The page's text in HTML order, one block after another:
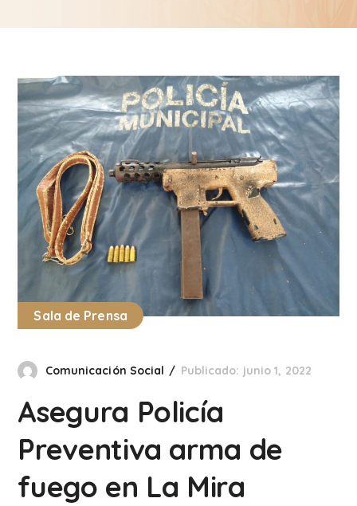
Sala de Prensa
Comunicación Social Publicado: junio 1, 2022
Asegura Policía
Preventiva arma de
fuego en La Mira